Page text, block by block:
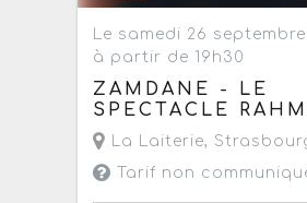
Le samedi 26 septembre
à partir de 19h30
ZAMDANE - LE
SPECTACLE
La Laiterie,
Tarif non